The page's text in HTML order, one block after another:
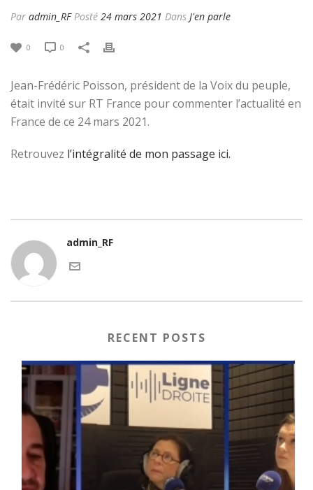
Par admin_RF Posté 24 mars 2021 Dans J'en parle
0 0
Jean-Frédéric Poisson, président de la Voix du peuple,
était invité sur RT France pour commenter l’actualité en
France de ce 24 mars 2021.
Retrouvez l’intégralité de mon passage ici.
admin_RF
RECENT POSTS